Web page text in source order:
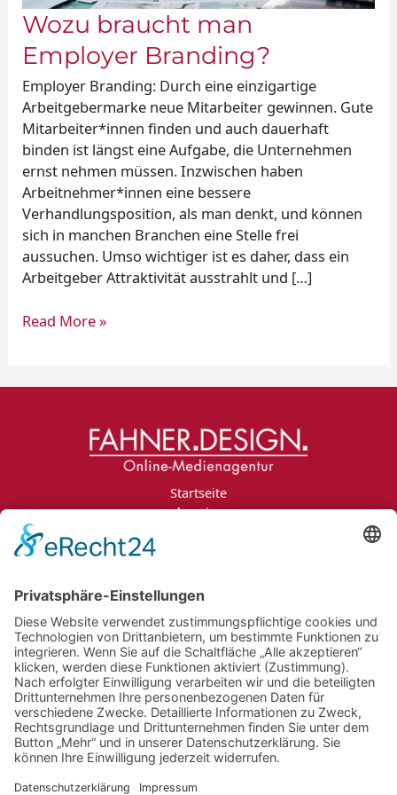
Wozu braucht man
Employer Branding?
Employer Branding: Durch eine einzigartige
Arbeitgebermarke neue Mitarbeiter gewinnen. Gute
Mitarbeiter*innen finden und auch dauerhaft
binden ist längst eine Aufgabe, die Unternehmen
ernst nehmen müssen. Inzwischen haben
Arbeitnehmer*innen eine bessere
Verhandlungsposition, als man denkt, und können
sich in manchen Branchen eine Stelle frei
aussuchen. Umso wichtiger ist es daher, dass ein
Arbeitgeber Attraktivität ausstrahlt und […]
Read More »
Startseite
Agentur
Blog
Kontakt
Impressum
Datenschutzerklärung
Informationspflichten
Newsletter
Jobs
Bildnachweise
AGB